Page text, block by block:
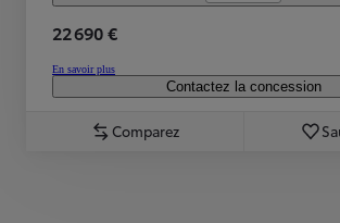
22 690 €
En savoir plus
Contactez la concession
Comparez